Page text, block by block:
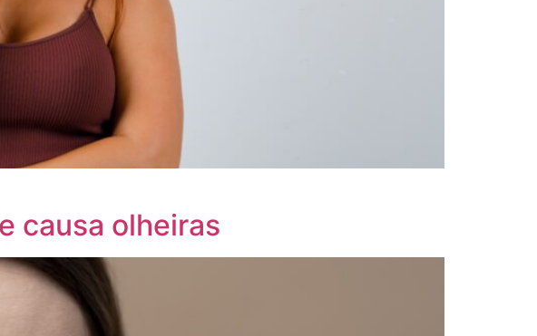
causa olheiras